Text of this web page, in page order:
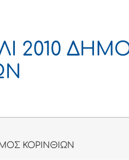
2010
ΚΟΡΙΝΘΙΩΝ